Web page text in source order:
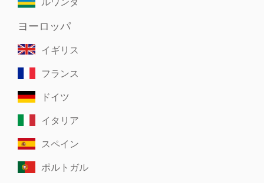
ヨーロッパ
イギリス
フランス
ドイツ
イタリア
スペイン
ポルトガル